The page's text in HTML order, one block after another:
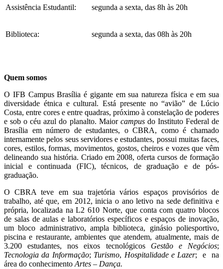
Assistência Estudantil: segunda a sexta, das 8h às 20h
Biblioteca: segunda a sexta, das 08h às 20h
Quem somos
O IFB Campus Brasília é gigante em sua natureza física e em sua
diversidade étnica e cultural. Está presente no “avião” de Lúcio
Costa, entre cores e entre quadras, próximo à constelação de poderes
e sob o céu azul do planalto. Maior campus do Instituto Federal de
Brasília em número de estudantes, o CBRA, como é chamado
internamente pelos seus servidores e estudantes, possui muitas faces,
cores, estilos, formas, movimentos, gostos, cheiros e vozes que vêm
delineando sua história. Criado em 2008, oferta cursos de formação
inicial e continuada (FIC), técnicos, de graduação e de pós-
graduação.
O CBRA teve em sua trajetória vários espaços provisórios de
trabalho, até que, em 2012, inicia o ano letivo na sede definitiva e
própria, localizada na L2 610 Norte, que conta com quatro blocos
de salas de aulas e laboratórios específicos e espaços de inovação,
um bloco administrativo, ampla biblioteca, ginásio poliesportivo,
piscina e restaurante, ambientes que atendem, atualmente, mais de
3.200 estudantes, nos eixos tecnológicos Gestão e Negócios;
Tecnologia da Informação; Turismo, Hospitalidade e Lazer; e na
área do conhecimento Artes – Dança.